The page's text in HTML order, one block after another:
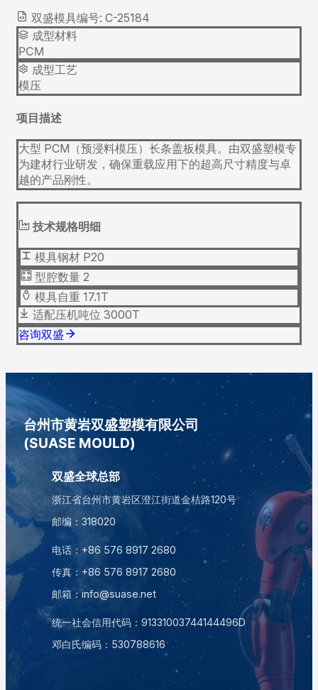
双盛模具编号: C-25184
成型材料
PCM
成型工艺
模压
项目描述
大型 PCM（预浸料模压）长条盖板模具。由双盛塑模专
为建材行业研发，确保重载应用下的超高尺寸精度与卓
越的产品刚性。
技术规格明细
模具钢材 P20
型腔数量 2
模具自重 17.1T
适配压机吨位 3000T
咨询双盛
台州市黄岩双盛塑模有限公司
(SUASE MOULD)
双盛全球总部
浙江省台州市黄岩区澄江街道金桔路120号
邮编：318020
电话： +86 576 8917 2680
传真：+86 576 8917 2680
邮箱：info@suase.net
统一社会信用代码：91331003744144496D
邓白氏编码： 530788616